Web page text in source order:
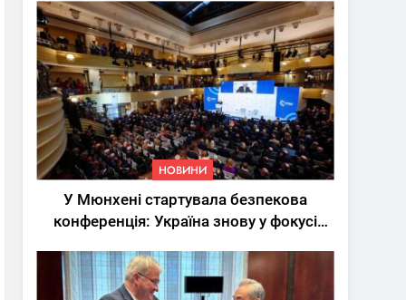
НОВИНИ
У Мюнхені стартувала безпекова
конференція: Україна знову у фокусі